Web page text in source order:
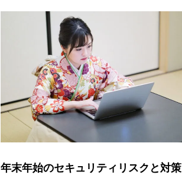
年末年始のセキュリティリスクと対策